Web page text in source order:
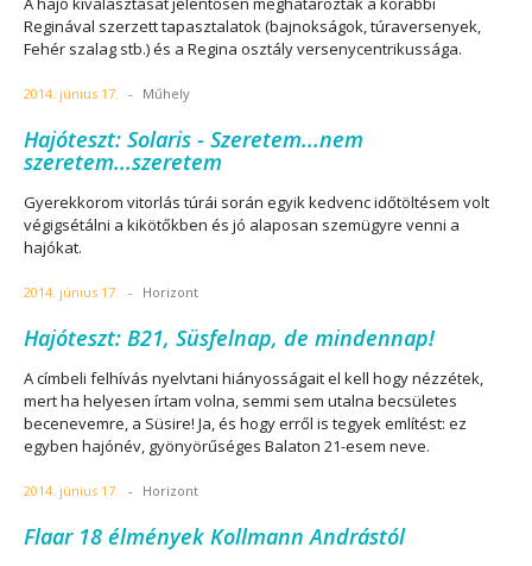
Reginával szerzett tapasztalatok (bajnokságok, túraversenyek,
Fehér szalag stb.) és a Regina osztály versenycentrikussága.
2014. június 17. - Műhely
Hajóteszt: Solaris - Szeretem...nem
szeretem...szeretem
Gyerekkorom vitorlás túrái során egyik kedvenc időtöltésem volt
végigsétálni a kikötőkben és jó alaposan szemügyre venni a
hajókat.
2014. június 17. - Horizont
Hajóteszt: B21, Süsfelnap, de mindennap!
A címbeli felhívás nyelvtani hiányosságait el kell hogy nézzétek,
mert ha helyesen írtam volna, semmi sem utalna becsületes
becenevemre, a Süsire! Ja, és hogy erről is tegyek említést: ez
egyben hajónév, gyönyörűséges Balaton 21-esem neve.
2014. június 17. - Horizont
Flaar 18 élmények Kollmann Andrástól